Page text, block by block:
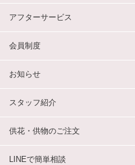
アフターサービス
会員制度
お知らせ
スタッフ紹介
供花・供物のご注文
LINEで簡単相談